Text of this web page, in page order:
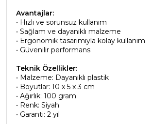
Avantajlar:
• Hızlı ve sorunsuz kullanım
• Sağlam ve dayanıklı malzeme
• Ergonomik tasarımıyla kolay kullanım
• Güvenilir performans
Teknik Özellikler:
• Malzeme: Dayanıklı plastik
• Boyutlar: 10 x 5 x 3 cm
• Ağırlık: 100 gram
• Renk: Siyah
• Garanti: 2 yıl